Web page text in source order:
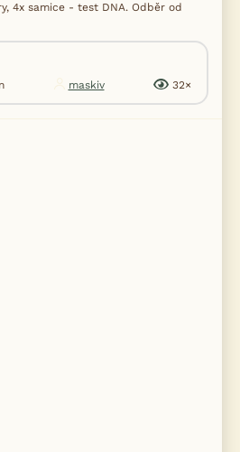
4x samice - test DNA. Odběr od
maskiv 32×